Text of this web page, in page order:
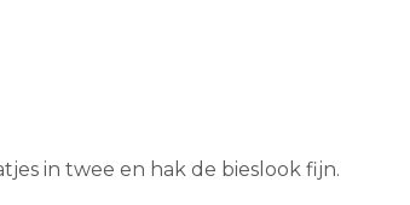
in twee en hak de bieslook fijn.